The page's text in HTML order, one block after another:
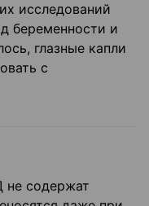
исследований
беременности и
глазные капли
с
содержат